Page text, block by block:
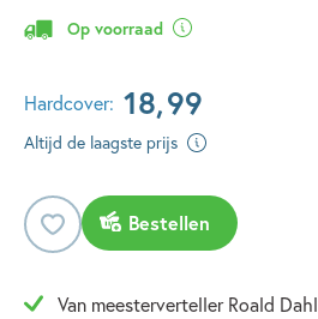
Op voorraad
Hardcover: 18,99
Altijd de laagste prijs
Bestellen
Van meesterverteller Roald Dahl